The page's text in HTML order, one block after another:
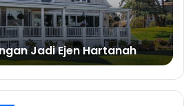
Jadi Ejen Hartanah